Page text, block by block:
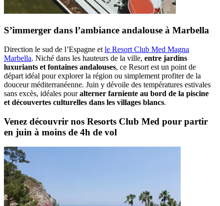
S’immerger dans l’ambiance andalouse à Marbella
Direction le sud de l’Espagne et le Resort Club Med Magna
Marbella. Niché dans les hauteurs de la ville, entre jardins
luxuriants et fontaines andalouses, ce Resort est un point de
départ idéal pour explorer la région ou simplement profiter de la
douceur méditerranéenne. Juin y dévoile des températures estivales
sans excès, idéales pouralterner farniente au bord de la piscine
et découvertes culturelles dans les villages blancs.
Venez découvrir nos Resorts Club Med pour partir
en juin à moins de 4h de vol